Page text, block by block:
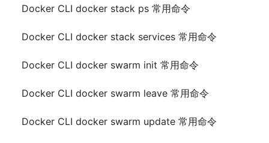
Docker CLI docker stack ps 常用命令
Docker CLI docker stack services 常用命令
Docker CLI docker swarm init 常用命令
Docker CLI docker swarm leave 常用命令
Docker CLI docker swarm update 常用命令